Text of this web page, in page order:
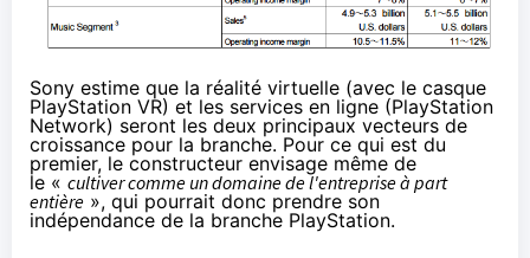
Sony estime que la réalité virtuelle (avec le casque
PlayStation VR) et les services en ligne (PlayStation
Network) seront les deux principaux vecteurs de
croissance pour la branche. Pour ce qui est du
premier, le constructeur envisage même de
le « cultiver comme un domaine de l'entreprise à part
entière », qui pourrait donc prendre son
indépendance de la branche PlayStation.